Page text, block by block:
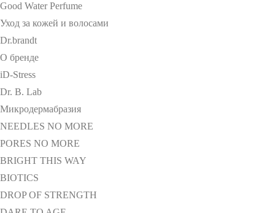
Good Water Perfume
Уход за кожей и волосами
Dr.brandt
О бренде
iD-Stress
Dr. B. Lab
Микродермабразия
NEEDLES NO MORE
PORES NO MORE
BRIGHT THIS WAY
BIOTICS
DROP OF STRENGTH